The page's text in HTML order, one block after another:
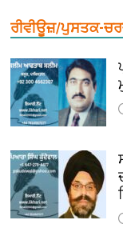
ਰੀਵੀਊਜ਼/ਪੁਸਤਕ-